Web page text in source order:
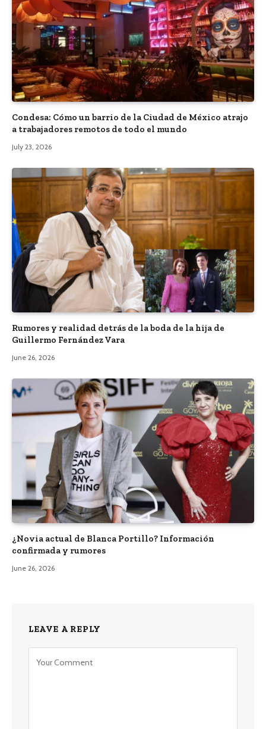
Condesa: Cómo un barrio de la Ciudad de México atrajo
a trabajadores remotos de todo el mundo
July 23, 2026
Rumores y realidad detrás de la boda de la hija de
Guillermo Fernández Vara
June 26, 2026
¿Novia actual de Blanca Portillo? Información
confirmada y rumores
June 26, 2026
LEAVE A REPLY